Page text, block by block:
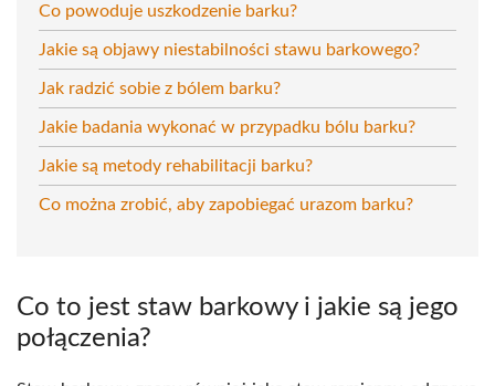
Co powoduje uszkodzenie barku?
Jakie są objawy niestabilności stawu barkowego?
Jak radzić sobie z bólem barku?
Jakie badania wykonać w przypadku bólu barku?
Jakie są metody rehabilitacji barku?
Co można zrobić, aby zapobiegać urazom barku?
Co to jest staw barkowy i jakie są jego
połączenia?